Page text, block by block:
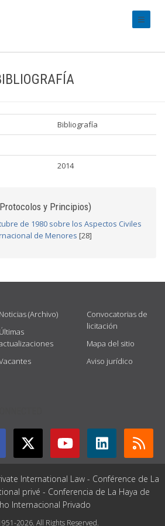
Bibliografía
2014
y Principios)
de 1980 sobre los Aspectos Civiles
de Menores [28]
Noticias (Archivo)
Últimas
Convocatorias de
licitación
Mapa del sitio
Aviso jurídico
International Law - Conférence de La
privé - Conferencia de La Haya de
Internacional Privado
2026. All Rights Reserved.